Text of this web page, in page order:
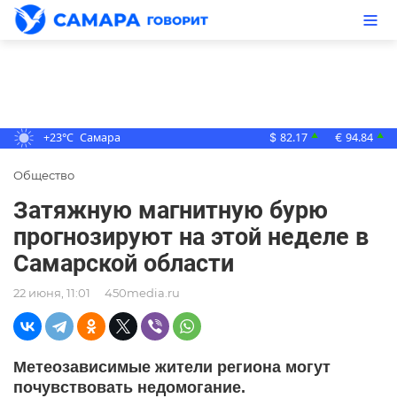
+23°C Самара $ 82.17 ▲ € 94.84 ▲
Общество
Затяжную магнитную бурю
прогнозируют на этой неделе в
Самарской области
22 июня, 11:01 450media.ru
Метеозависимые жители региона могут
почувствовать недомогание.